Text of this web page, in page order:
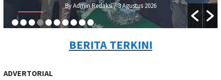
By Admin Redaksi/ 3 Agustus 2026
BERITA TERKINI
ADVERTORIAL